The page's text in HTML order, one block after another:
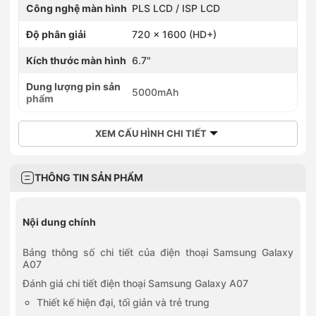
382 Nguyễn Văn Cừ, Phường Bồ Đề, Hà Nội
0968323399
0936045959
nghiệm)
0968789651
Số 484 khu 7, Xã Hoài Đức, Hà Nội
0828252255
436 Quang Trung, Phường Gò Vấp, Hồ Chí Minh
505 Lê Hồng Phong, Phường Vườn Lài, Hồ Chí Minh
0836302255
Số 418 Nguyễn Thị Thập, Phường Tân Hưng, Hồ Chí Minh
(Có hàng trải nghiệm)
0966356215
Công nghệ màn hình PLS LCD / ISP LCD
Độ phân giải 720 x 1600 (HD+)
Kích thước màn hình 6.7"
Dung lượng pin sản
phẩm
5000mAh
XEM CẤU HÌNH CHI TIẾT
THÔNG TIN SẢN PHẨM
Nội dung chính
Bảng thông số chi tiết của điện thoại Samsung Galaxy
A07
Đánh giá chi tiết điện thoại Samsung Galaxy A07
Thiết kế hiện đại, tối giản và trẻ trung